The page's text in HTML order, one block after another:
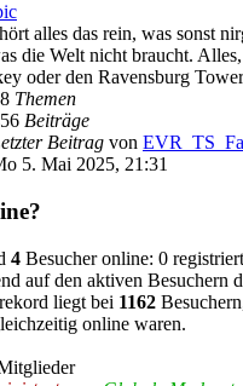
alles das rein, was sonst
die Welt nicht braucht.
oder den Ravensburg
Themen
Beiträge
Beitrag von
5. Mai 2025, 21:31
4 Besucher online: 0
auf den aktiven Besuchern
liegt bei 1162
online waren.